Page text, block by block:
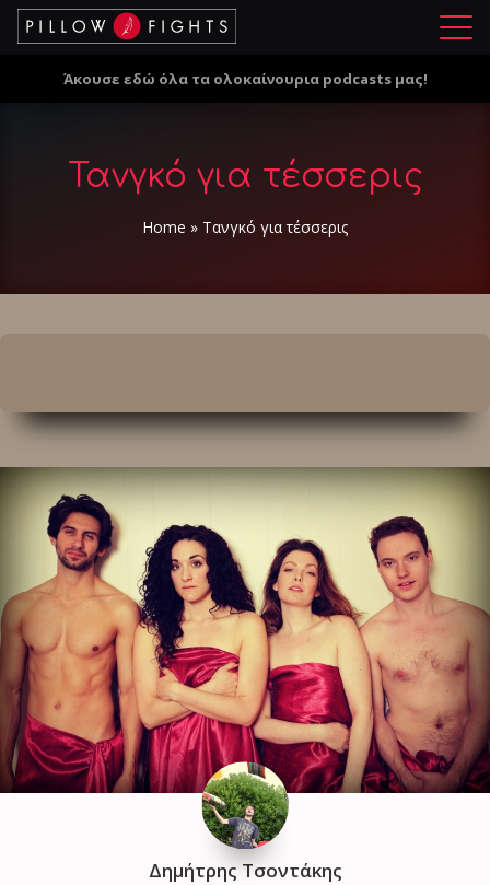
Μ
ο
Άκουσε εδώ όλα τα ολοκαίνουρια podcasts μας!
Τανγκό για τέσσερις
Home » Τανγκό για τέσσερις
Δημήτρης Τσοντάκης